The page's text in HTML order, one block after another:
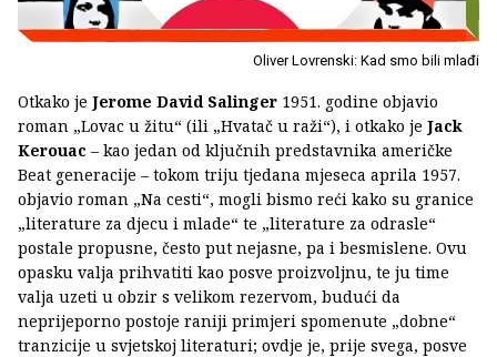
Oliver Lovrenski: Kad smo bili mlađi
Otkako je Jerome David Salinger 1951. godine objavio
roman „Lovac u žitu“ (ili „Hvatač u raži“), i otkako je Jack
Kerouac – kao jedan od ključnih predstavnika američke
Beat generacije – tokom triju tjedana mjeseca aprila 1957.
objavio roman „Na cesti“, mogli bismo reći kako su granice
„literature za djecu i mlade“ te „literature za odrasle“
postale propusne, često put nejasne, pa i besmislene. Ovu
opasku valja prihvatiti kao posve proizvoljnu, te ju time
valja uzeti u obzir s velikom rezervom, budući da
neprijeporno postoje raniji primjeri spomenute „dobne“
tranzicije u svjetskoj literaturi; ovdje je, prije svega, posve